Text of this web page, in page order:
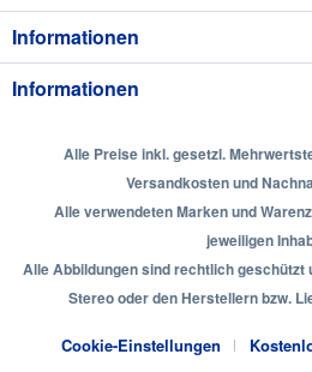
Informationen
Informationen
Alle Preise inkl. gesetzl.
Versandkosten und
Alle verwendeten Marken und
jeweiligen
Alle Abbildungen sind rechtlich geschützt
Stereo oder den Herstellern bzw.
Cookie-Einstellungen